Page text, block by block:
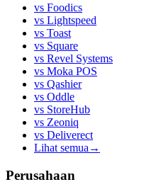
vs Foodics
vs Lightspeed
vs Toast
vs Square
vs Revel Systems
vs Moka POS
vs Qashier
vs Oddle
vs StoreHub
vs Zeoniq
vs Deliverect
Lihat semua →
Perusahaan